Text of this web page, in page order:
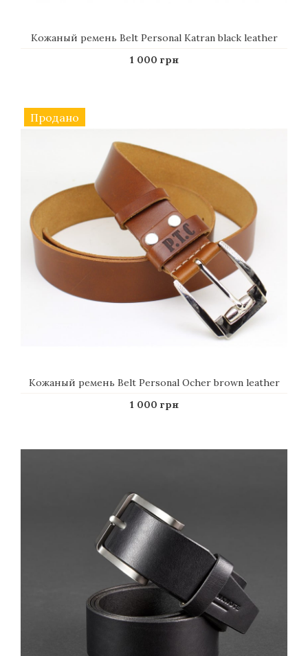
Кожаный ремень Belt Personal Katran black leather
1 000 грн
Продано
Кожаный ремень Belt Personal Ocher brown leather
1 000 грн